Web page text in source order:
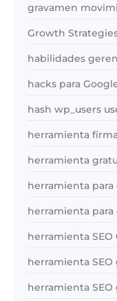
gravamen
Growth
habilidades
hacks para
hash wp_users
herramienta
herramienta
herramienta
herramienta para
herramienta SEO
herramienta SEO
herramienta SEO